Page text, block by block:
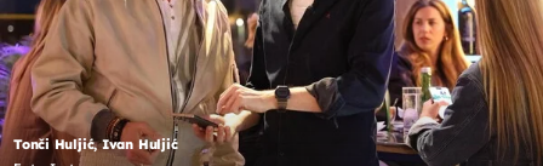
Tonči Huljić, Ivan Huljić